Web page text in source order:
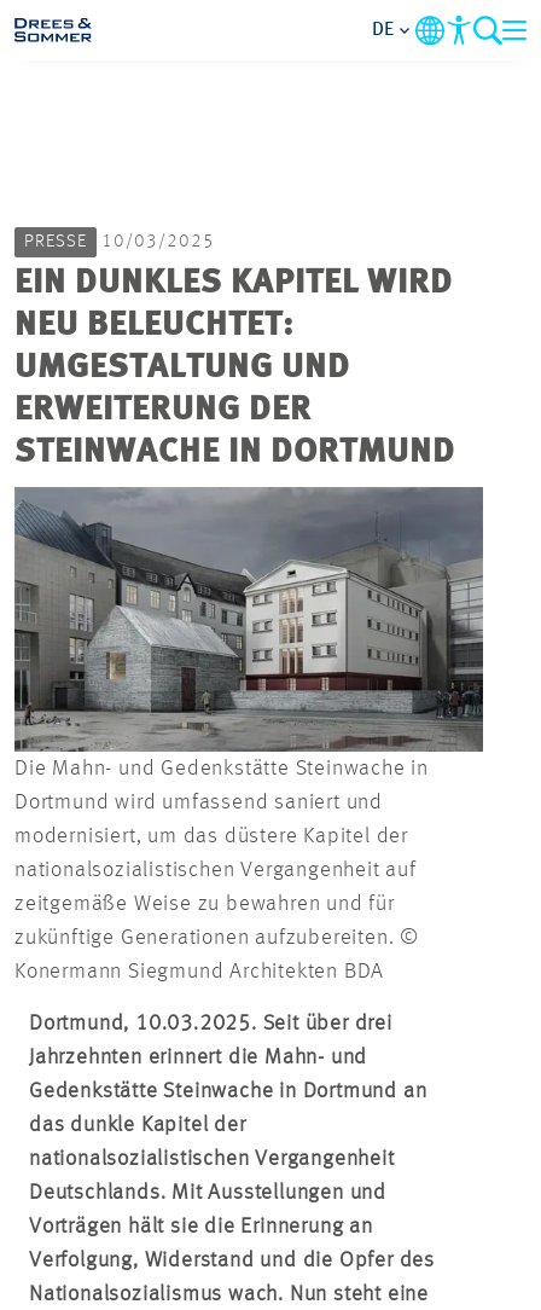
IM FOKUS
KARRIERE
PROJEKTE
DE
PRESSE 10/03/2025
EIN DUNKLES KAPITEL WIRD
NEU BELEUCHTET:
UMGESTALTUNG UND
ERWEITERUNG DER
STEINWACHE IN DORTMUND
Die Mahn- und Gedenkstätte Steinwache in
Dortmund wird umfassend saniert und
modernisiert, um das düstere Kapitel der
nationalsozialistischen Vergangenheit auf
zeitgemäße Weise zu bewahren und für
zukünftige Generationen aufzubereiten. ©
Konermann Siegmund Architekten BDA
Dortmund, 10.03.2025. Seit über drei
Jahrzehnten erinnert die Mahn- und
Gedenkstätte Steinwache in Dortmund an
das dunkle Kapitel der
nationalsozialistischen Vergangenheit
Deutschlands. Mit Ausstellungen und
Vorträgen hält sie die Erinnerung an
Verfolgung, Widerstand und die Opfer des
Nationalsozialismus wach. Nun steht eine